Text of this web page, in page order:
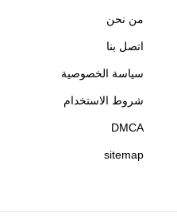
من نحن
اتصل بنا
سياسة الخصوصية
شروط الاستخدام
DMCA
sitemap